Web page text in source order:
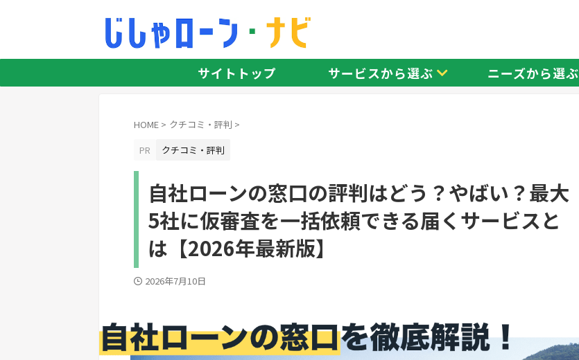
サイトトップ サービスから選ぶ ニーズから選ぶ
HOME > クチコミ・評判 >
PR
クチコミ・評判
自社ローンの窓口の評判はどう？やばい？最大
5社に仮審査を一括依頼できる届くサービスと
は【2026年最新版】
2026年7月10日